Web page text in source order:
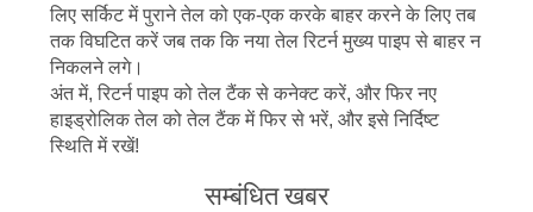
लिए सर्किट में पुराने तेल को एक-एक करके बाहर करने के लिए तब
तक विघटित करें जब तक कि नया तेल रिटर्न मुख्य पाइप से बाहर न
निकलने लगे।
अंत में, रिटर्न पाइप को तेल टैंक से कनेक्ट करें, और फिर नए
हाइड्रोलिक तेल को तेल टैंक में फिर से भरें, और इसे निर्दिष्ट
स्थिति में रखें!
सम्बंधित खबर